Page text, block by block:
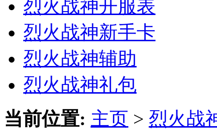
烈火战神开服表
烈火战神新手卡
烈火战神辅助
烈火战神礼包
当前位置: 主页 > 烈火战